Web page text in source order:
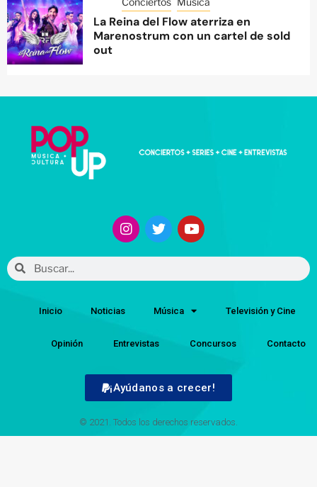
La Reina del Flow aterriza en
Marenostrum con un cartel de sold
out
Inicio Noticias Música Televisión y Cine
Opinión Entrevistas Concursos Contacto
¡Ayúdanos a crecer!
© 2021. Todos los derechos reservados.